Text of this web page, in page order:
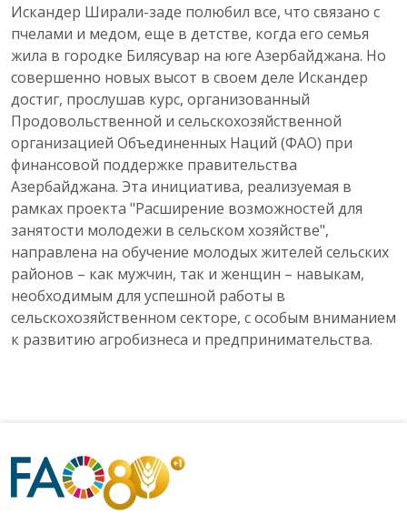
Искандер Ширали-заде полюбил все, что связано с
пчелами и медом, еще в детстве, когда его семья
жила в городке Билясувар на юге Азербайджана. Но
совершенно новых высот в своем деле Искандер
достиг, прослушав курс, организованный
Продовольственной и сельскохозяйственной
организацией Объединенных Наций (ФАО) при
финансовой поддержке правительства
Азербайджана. Эта инициатива, реализуемая в
рамках проекта "Расширение возможностей для
занятости молодежи в сельском хозяйстве",
направлена на обучение молодых жителей сельских
районов – как мужчин, так и женщин – навыкам,
необходимым для успешной работы в
сельскохозяйственном секторе, с особым вниманием
к развитию агробизнеса и предпринимательства.